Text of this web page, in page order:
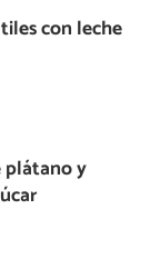
con leche
plátano y